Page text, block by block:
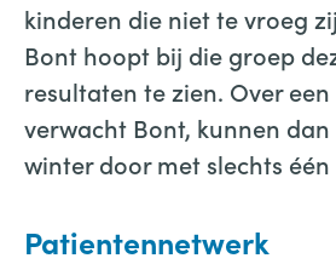
kinderen die niet te vroeg
Bont hoopt bij die groep
resultaten te zien. Over
verwacht Bont, kunnen dan
winter door met slechts
Patientennetwerk